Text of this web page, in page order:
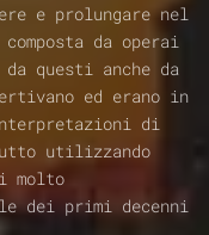
e prolungare nel
da operai
questi anche da
ed erano in
di
utilizzando
molto
dei primi decenni